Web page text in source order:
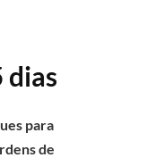
para
de